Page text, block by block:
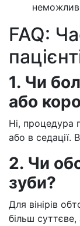
FAQ:
1. Чи
або
Ні, процедура
або в седації.
2. Чи
зуби?
Для вінірів
більш